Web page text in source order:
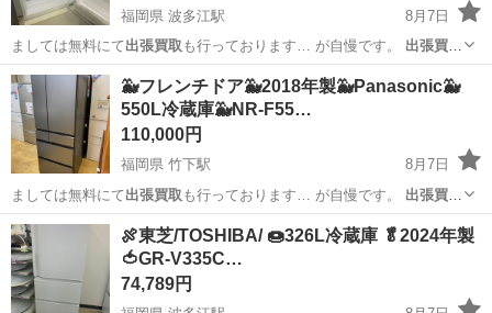
福岡県 波多江駅
8月7日
ましては無料にて出張買取 も行っております… が自慢です。 出張買取
のご依頼や買取価…
福岡 糸島市 キッチン家電
🐳フレンチドア🐳2018年製🐳Panasonic🐳
550L冷蔵庫🐳NR-F55…
110,000円
福岡県 竹下駅
8月7日
ましては無料にて出張買取 も行っております… が自慢です。 出張買取
のご依頼や買取価…
福岡 福岡市 竹下駅 リサイクルマート
🍖東芝/TOSHIBA/ 🍩326L冷蔵庫 🥬2024年製
🍅GR-V335C…
74,789円